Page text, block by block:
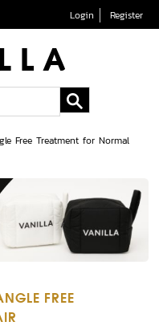
Login Register
Free Treatment for Normal
FREE